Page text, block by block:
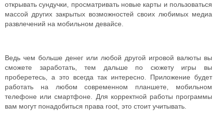
открывать сундучки, просматривать новые карты и пользоваться
массой других закрытых возможностей своих любимых медиа
развлечений на мобильном девайсе.
Ведь чем больше денег или любой другой игровой валюты вы
сможете заработать, тем дальше по сюжету игры вы
проберетесь, а это всегда так интересно. Приложение будет
работать на любом современном планшете, мобильном
телефоне или смартфоне. Для корректной работы программы
вам могут понадобиться права root, это стоит учитывать.